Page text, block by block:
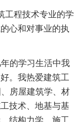
工程技术专业的学
心和对事业的执
的学习生活中我
。我热爱建筑工
房屋建筑学、材
技术、地基与基
结构力学、施工